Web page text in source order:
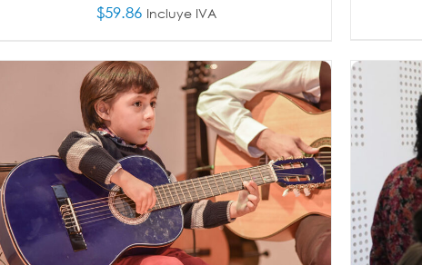
AÑADIR AL CARRITO / DETALLES
$59.86 Incluye IVA